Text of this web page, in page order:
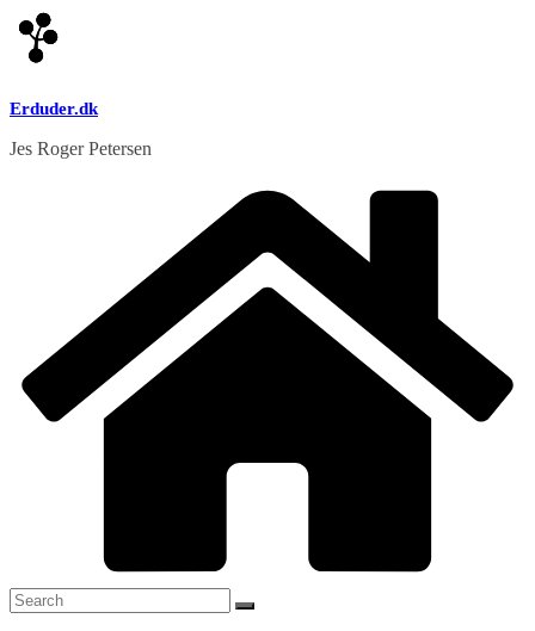
Skip
to
content
Erduder.dk
Jes Roger Petersen